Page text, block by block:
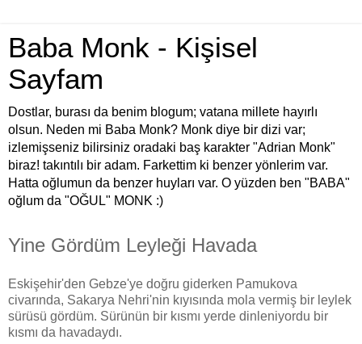
Baba Monk - Kişisel
Sayfam
Dostlar, burası da benim blogum; vatana millete hayırlı
olsun. Neden mi Baba Monk? Monk diye bir dizi var;
izlemişseniz bilirsiniz oradaki baş karakter "Adrian Monk"
biraz! takıntılı bir adam. Farkettim ki benzer yönlerim var.
Hatta oğlumun da benzer huyları var. O yüzden ben "BABA"
oğlum da "OĞUL" MONK :)
Yine Gördüm Leyleği Havada
Eskişehir'den Gebze'ye doğru giderken Pamukova
civarında, Sakarya Nehri'nin kıyısında mola vermiş bir leylek
sürüsü gördüm. Sürünün bir kısmı yerde dinleniyordu bir
kısmı da havadaydı.